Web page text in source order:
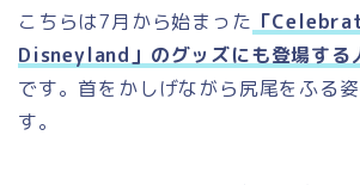
こちらは7月から始まった 「
Disneyland」のグッズにも登場する
です。首をかしげながら尻尾をふる
す。